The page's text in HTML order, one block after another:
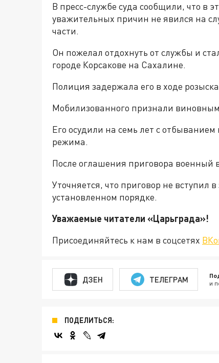
В пресс-службе суда сообщили, что в
уважительных причин не явился на
части.
Он пожелал отдохнуть от службы и
городе Корсакове на Сахалине.
Полиция задержала его в ходе
Мобилизованного признали
Его осудили на семь лет с
режима.
После оглашения приговора военный
Уточняется, что приговор не вступил
установленном порядке.
Уважаемые читатели
Присоединяйтесь к нам в соцсетях
ДЗЕН ТЕЛЕГРАМ и
ПОДЕЛИТЬСЯ: